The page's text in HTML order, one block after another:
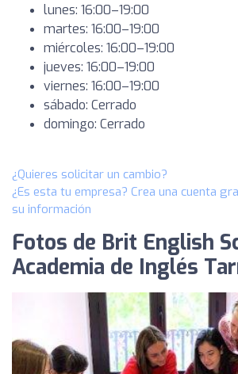
lunes: 16:00–19:00
martes: 16:00–19:00
miércoles: 16:00–19:00
jueves: 16:00–19:00
viernes: 16:00–19:00
sábado: Cerrado
domingo: Cerrado
¿Quieres solicitar un cambio?
¿Es esta tu empresa? Crea una cuenta
su información
Fotos de Brit English
Academia de Inglés